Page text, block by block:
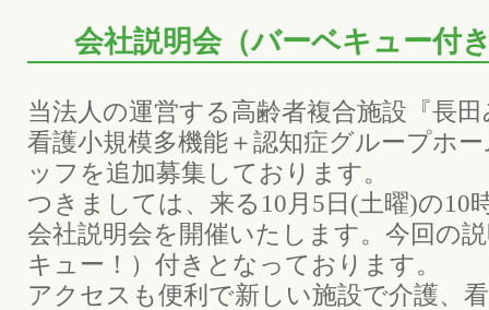
会社説明会（バーベキュー付
当法人の運営する高齢者複合施設『長
看護小規模多機能＋認知症グループホ
ッフを追加募集しております。
つきましては、来る10月5日(土曜)の10
会社説明会を開催いたします。今回の
キュー！）付きとなっております。
アクセスも便利で新しい施設で介護、